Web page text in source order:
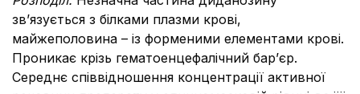
зв’язується з білками плазми крові,
майжеполовина – із форменими елементами крові.
Проникає крізь гематоенцефалічний бар’єр.
Середнє співвідношення концентрації активної